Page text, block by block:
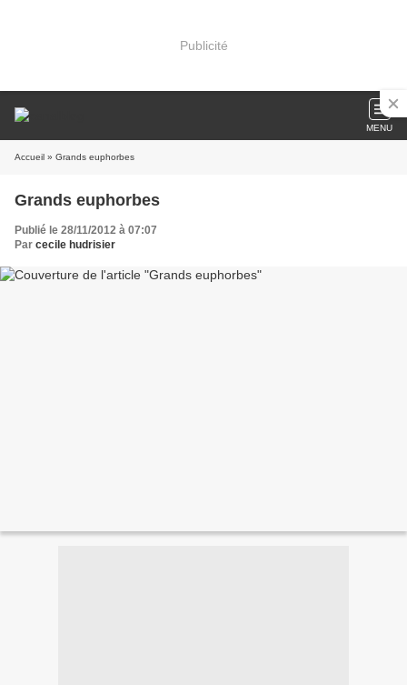
Publicité
MENU
Accueil » Grands euphorbes
Grands euphorbes
Publié le 28/11/2012 à 07:07
Par cecile hudrisier